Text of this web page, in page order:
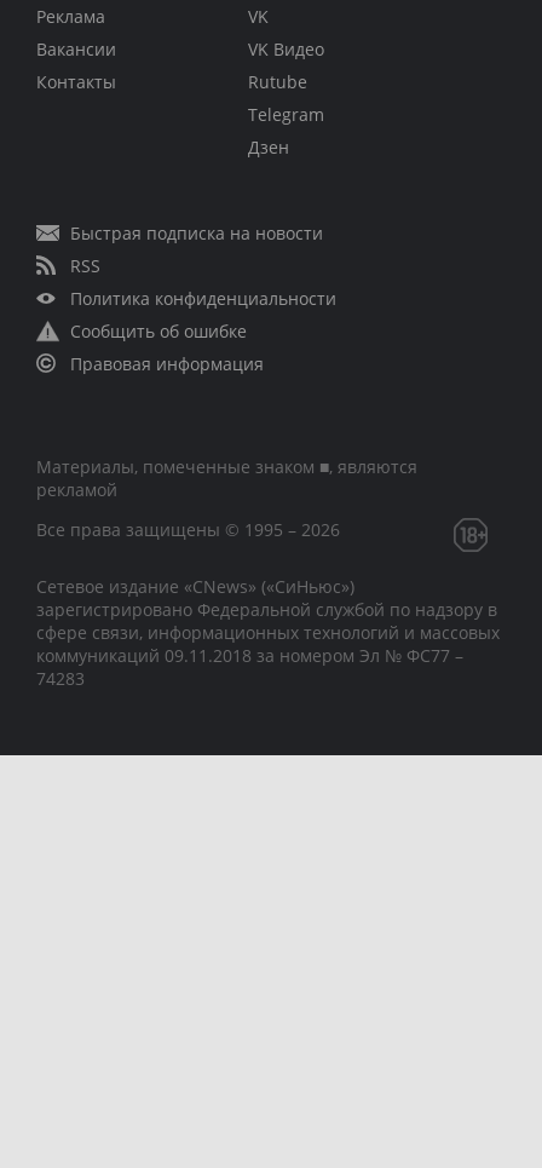
Реклама
Вакансии
Контакты
VK
VK Видео
Rutube
Telegram
Дзен
Быстрая подписка на новости
RSS
Политика конфиденциальности
Сообщить об ошибке
Правовая информация
Материалы, помеченные знаком ■, являются
рекламой
Все права защищены © 1995 – 2026
Сетевое издание «CNews» («СиНьюс»)
зарегистрировано Федеральной службой по надзору в
сфере связи, информационных технологий и массовых
коммуникаций 09.11.2018 за номером Эл № ФС77 –
74283